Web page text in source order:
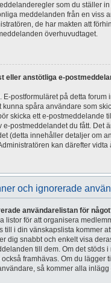
som du ställer
meddelanden från en viss
de har makten att
överhuvudtaget.
eller anstötliga e-
E-postformuläret på detta forum
kunna spåra användare som
skicka ett e-postmeddelande
postmeddelandet du fått. Det
(detta innehåller detaljer om
kan därefter vidta
och ignorerade
användarelistan för
listor för att organisera
till i din vänskapslista kommer
dig snabbt och enkelt visa
till dem. Om det stöds
framhävas. Om du lägger
så kommer alla